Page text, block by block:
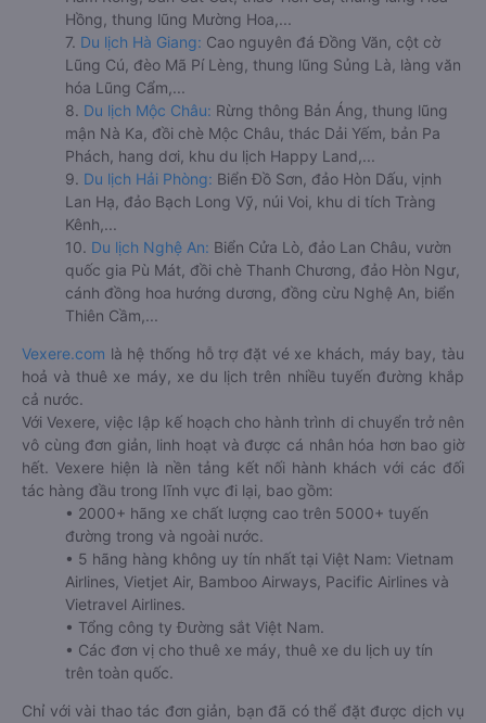
Hồng, thung lũng Mường Hoa,...
7. Du lịch Hà Giang: Cao nguyên đá Đồng Văn, cột cờ
Lũng Cú, đèo Mã Pí Lèng, thung lũng Sủng Là, làng văn
hóa Lũng Cẩm,...
8. Du lịch Mộc Châu: Rừng thông Bản Áng, thung lũng
mận Nà Ka, đồi chè Mộc Châu, thác Dải Yếm, bản Pa
Phách, hang dơi, khu du lịch Happy Land,...
9. Du lịch Hải Phòng: Biển Đồ Sơn, đảo Hòn Dấu, vịnh
Lan Hạ, đảo Bạch Long Vỹ, núi Voi, khu di tích Tràng
Kênh,...
10. Du lịch Nghệ An: Biển Cửa Lò, đảo Lan Châu, vườn
quốc gia Pù Mát, đồi chè Thanh Chương, đảo Hòn Ngư,
cánh đồng hoa hướng dương, đồng cừu Nghệ An, biển
Thiên Cầm,...
Vexere.com là hệ thống hỗ trợ đặt vé xe khách, máy bay, tàu
hoả và thuê xe máy, xe du lịch trên nhiều tuyến đường khắp
cả nước.
Với Vexere, việc lập kế hoạch cho hành trình di chuyển trở nên
vô cùng đơn giản, linh hoạt và được cá nhân hóa hơn bao giờ
hết. Vexere hiện là nền tảng kết nối hành khách với các đối
tác hàng đầu trong lĩnh vực đi lại, bao gồm:
• 2000+ hãng xe chất lượng cao trên 5000+ tuyến
đường trong và ngoài nước.
• 5 hãng hàng không uy tín nhất tại Việt Nam: Vietnam
Airlines, Vietjet Air, Bamboo Airways, Pacific Airlines và
Vietravel Airlines.
• Tổng công ty Đường sắt Việt Nam.
• Các đơn vị cho thuê xe máy, thuê xe du lịch uy tín
trên toàn quốc.
Chỉ với vài thao tác đơn giản, bạn đã có thể đặt được dịch vụ